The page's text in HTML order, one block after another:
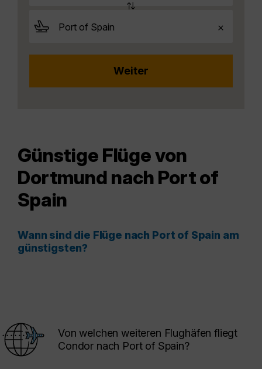
Günstige Flüge von
Dortmund nach Port of
Spain
Wann sind die Flüge nach Port of Spain am
günstigsten?
Von welchen weiteren Flughäfen fliegt
Condor nach Port of Spain?